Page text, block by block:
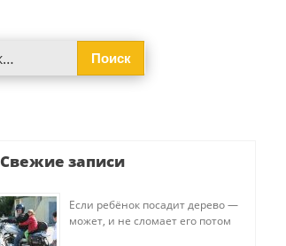
Свежие записи
Если ребёнок посадит дерево —
может, и не сломает его потом